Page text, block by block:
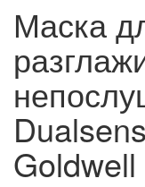
Маска
Goldwell